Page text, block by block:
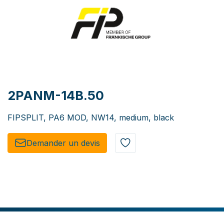
2PANM-14B.50
FIPSPLIT, PA6 MOD, NW14, medium, black
Demander un de​​vis​​